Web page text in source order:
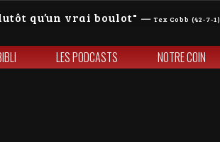
qu’un vrai boulot — Tex Cobb (42-7-1)
LES PODCASTS NOTRE COIN